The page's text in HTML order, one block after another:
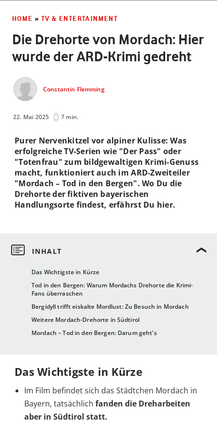
HOME » TV & ENTERTAINMENT
Die Drehorte von Mordach: Hier
wurde der ARD-Krimi gedreht
Constantin Flemming
22. Mai 2025 7 min.
Das Wichtigste in Kürze
Tod in den Bergen: Warum Mordachs Drehorte die Krimi-
Fans überraschen
Bergidyll trifft eiskalte Mordlust: Zu Besuch in Mordach
Weitere Mordach-Drehorte in Südtirol
Mordach – Tod in den Bergen: Darum geht's
Purer Nervenkitzel vor alpiner Kulisse: Was
erfolgreiche TV-Serien wie "Der Pass" oder
"Totenfrau" zum bildgewaltigen Krimi-Genuss
macht, funktioniert auch im ARD-Zweiteiler
"Mordach – Tod in den Bergen". Wo Du die
Drehorte der fiktiven bayerischen
Handlungsorte findest, erfährst Du hier.
Das Wichtigste in Kürze
Im Film befindet sich das Städtchen Mordach in
Bayern, tatsächlich fanden die Dreharbeiten
aber in Südtirol statt.